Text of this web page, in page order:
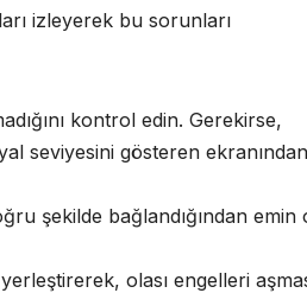
izleyerek bu sorunları
kontrol edin. Gerekirse,
seviyesini gösteren ekranından
şekilde bağlandığından emin
olası engelleri